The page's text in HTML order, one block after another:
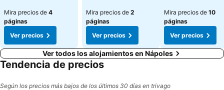
Mira precios de 4
páginas
Ver precios
Mira precios de 2
páginas
Ver precios
Mira precios de 10
páginas
Ver precios
Ver todos los alojamientos en Nápoles
Tendencia de precios
Según los precios más bajos de los últimos 30 días en trivago